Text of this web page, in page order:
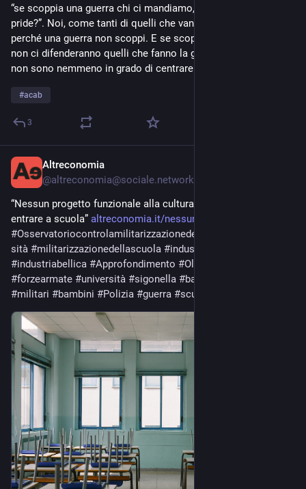
“se scoppia una guerra chi ci mandiamo, quelli che vanno ai
pride?”. Noi, come tanti di quelli che vanno ai pride, lottiamo
perché una guerra non scoppi. E se scoppiasse sicuramente
non ci difenderanno quelli che fanno la guerra per soldi e che
non sono nemmeno in grado di centrare un lago largo 9 km.
#acab
3
Altreconomia
@altreconomia@sociale.network
“Nessun progetto funzionale alla cultura di guerra dovrebbe
entrare a scuola” altreconomia.it/nessun-progett
#Osservatoriocontrolamilitarizzazionedellescuoleedelleuniver
sità #militarizzazionedellascuola #industriadellearmi
#industriabellica #Approfondimento #OlbiateOlona
#forzearmate #università #sigonella #basiNato
#militari #bambini #Polizia #guerra #scuola